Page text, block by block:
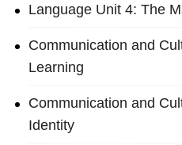
Language Unit 4: The
Communication and
Learning
Communication and
Identity